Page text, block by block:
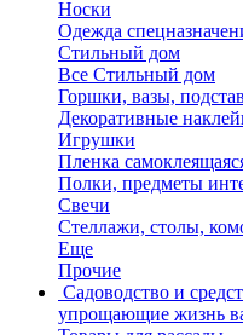
Носки
Одежда
Стильный дом
Все Стильный дом
Горшки, вазы,
Декоративные
Игрушки
Пленка
Полки, предметы
Свечи
Стеллажи, столы,
Еще
Прочие
Садоводство и
упрощающие жизнь